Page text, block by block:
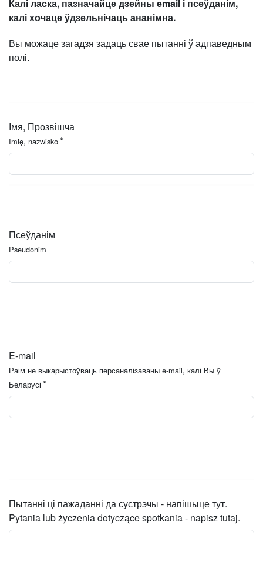
Калі ласка, пазначайце дзейны email і псеўданім,
калі хочаце ўдзельнічаць ананімна.
Вы можаце загадзя задаць свае пытанні ў адпаведным
полі.
Імя, Прозвішча
Imię, nazwisko*
Псеўданім
Pseudonim
E-mail
Раім не выкарыстоўваць персаналізаваны e-mail, калі Вы ў
Беларусі *
Пытанні ці пажаданні да сустрэчы - напішыце тут.
Pytania lub życzenia dotyczące spotkania - napisz tutaj.